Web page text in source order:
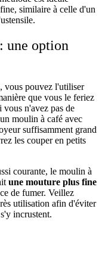
similaire à celle d'un
une option
vous pouvez l'utiliser
que vous le feriez
vous n'avez pas de
moulin à café avec
suffisamment grand
les couper en petits
courante, le moulin à
une mouture plus fine
de fumer. Veillez
utilisation afin d'éviter
incrustent.